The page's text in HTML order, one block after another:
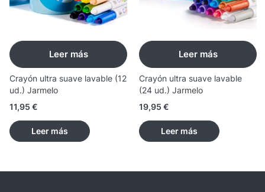
Leer más
Crayón ultra suave lavable (12
ud.) Jarmelo
11,95 €
Leer más
Leer más
Crayón ultra suave lavable
(24 ud.) Jarmelo
19,95 €
Leer más